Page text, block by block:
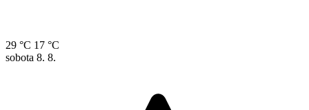
29 °C 17 °C
sobota 8. 8.